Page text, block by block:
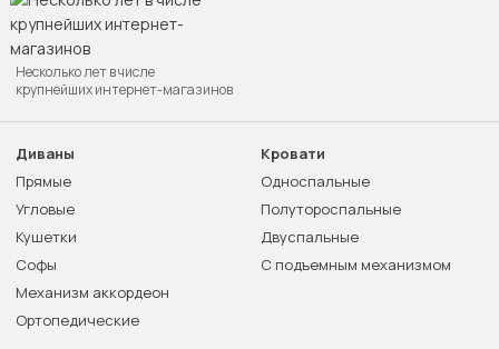
Несколько лет в числе
крупнейших интернет-магазинов
Диваны
Прямые
Угловые
Кушетки
Софы
Механизм аккордеон
Ортопедические
Кровати
Односпальные
Полутороспальные
Двуспальные
С подъемным механизмом